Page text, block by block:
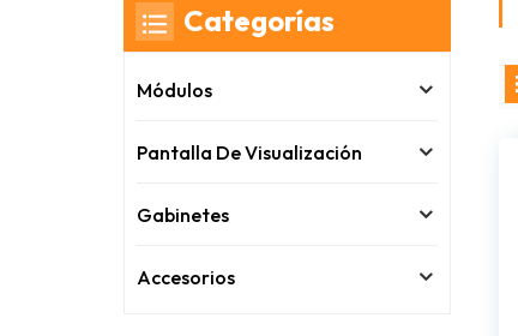
Categorías
Módulos
Pantalla De Visualización
Gabinetes
Accesorios